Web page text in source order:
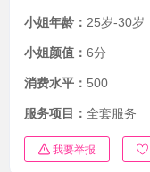
小姐年龄： 25岁-30岁
小姐颜值： 6分
消费水平： 500
服务项目： 全套服务
我要举报